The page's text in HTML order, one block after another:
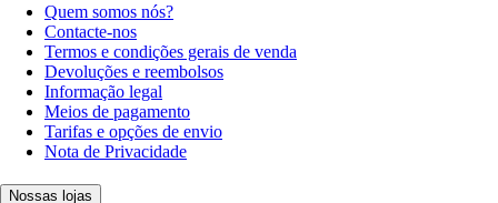
Quem somos nós?
Contacte-nos
Termos e condições gerais de venda
Devoluções e reembolsos
Informação legal
Meios de pagamento
Tarifas e opções de envio
Nota de Privacidade
Nossas lojas